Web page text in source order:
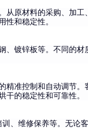
从原材料的采购、加
性和稳定性。
、镀锌板等。不同的
精准控制和自动调节
干的稳定性和可靠性。
、维修保养等。无论